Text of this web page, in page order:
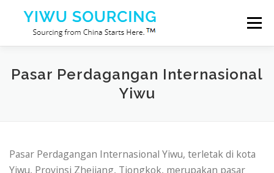
Lompat ke konten
Menu
Jasa Kota Yiwu Tentang kami
Pasar Perdagangan Internasional
Yiwu
Pasar Perdagangan Internasional Yiwu, terletak di kota
Yiwu, Provinsi Zhejiang, Tiongkok, merupakan pasar